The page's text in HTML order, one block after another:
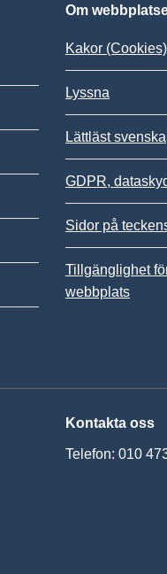
Om
Kakor (Cookies)
Lyssna
Lättläst svenska
GDPR,
Sidor på
Tillgänglighet
webbplats
Kontakta oss
Telefon: 010